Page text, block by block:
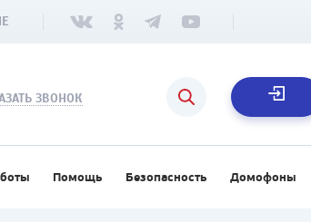
ЗВОНОК
Помощь Безопасность Домофоны